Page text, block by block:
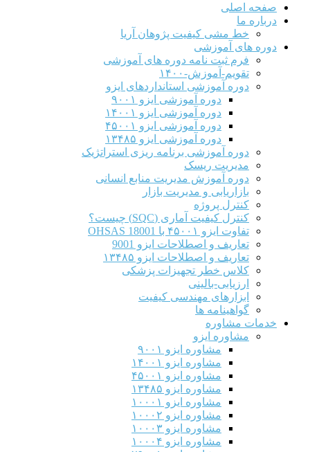
صفحه اصلی
درباره ما
خط مشی کیفیت پژوهان آریا
دوره های آموزشی
فرم ثبت نامه دوره های آموزشی
تقویم-آموزش-۱۴۰۰
دوره آموزشی استانداردهای ایزو
دوره آموزشی ایزو ۹۰۰۱
دوره آموزشی ایزو ۱۴۰۰۱
دوره آموزشی ایزو ۴۵۰۰۱
دوره آموزشی ایزو ۱۳۴۸۵
دوره آموزشی برنامه ریزی استراتژیک
مدیریت ریسک
دوره آموزش مدیریت منابع انسانی
بازاریابی و مدیریت بازار
کنترل پروژه
کنترل کیفیت آماری (SQC) چیست؟
تفاوت ایزو ۴۵۰۰۱ با OHSAS 18001
تعاریف و اصطلاحات ایزو 9001
تعاریف و اصطلاحات ایزو ۱۳۴۸۵
کلاس خطر تجهیزات پزشکی
ارزیابی-بالینی
ابزارهای مهندسی کیفیت
گواهینامه ها
خدمات مشاوره
مشاوره ایزو
مشاوره ایزو ۹۰۰۱
مشاوره ایزو ۱۴۰۰۱
مشاوره ایزو ۴۵۰۰۱
مشاوره ایزو ۱۳۴۸۵
مشاوره ایزو ۱۰۰۰۱
مشاوره ایزو ۱۰۰۰۲
مشاوره ایزو ۱۰۰۰۳
مشاوره ایزو ۱۰۰۰۴